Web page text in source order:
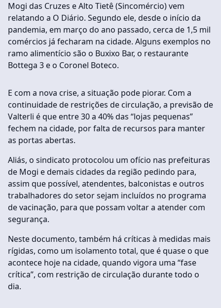
Mogi das Cruzes e Alto Tietê (Sincomércio) vem
relatando a O Diário. Segundo ele, desde o início da
pandemia, em março do ano passado, cerca de 1,5 mil
comércios já fecharam na cidade. Alguns exemplos no
ramo alimentício são o Buxixo Bar, o restaurante
Bottega 3 e o Coronel Boteco.
E com a nova crise, a situação pode piorar. Com a
continuidade de restrições de circulação, a previsão de
Valterli é que entre 30 a 40% das “lojas pequenas”
fechem na cidade, por falta de recursos para manter
as portas abertas.
Aliás, o sindicato protocolou um ofício nas prefeituras
de Mogi e demais cidades da região pedindo para,
assim que possível, atendentes, balconistas e outros
trabalhadores do setor sejam incluídos no programa
de vacinação, para que possam voltar a atender com
segurança.
Neste documento, também há críticas à medidas mais
rígidas, como um isolamento total, que é quase o que
acontece hoje na cidade, quando vigora uma “fase
crítica”, com restrição de circulação durante todo o
dia.